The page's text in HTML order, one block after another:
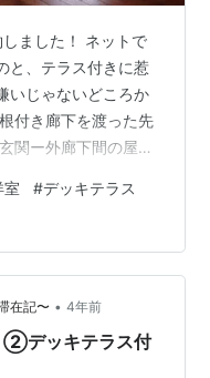
ました！ ネットで
と、テラス付きに惹
いじゃないどころか
付き廊下を渡った先
関ー外廊下間の屋根
口を見たところ。 左
内用のスリッパ。 生
が入口近くに置いて
い靴べらもしっかり
臭スプレーはなかっ
室 #デッキテラス
在記〜 • 4年前
②デッキテラス付